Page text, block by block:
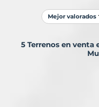
Ordenar
Mejor valorados
5 Terrenos en